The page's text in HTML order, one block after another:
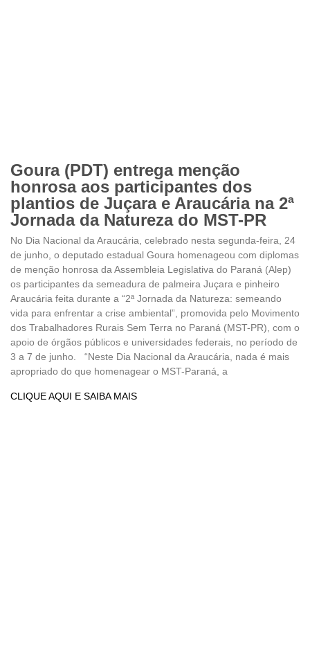
Goura (PDT) entrega menção
honrosa aos participantes dos
plantios de Juçara e Araucária na 2ª
Jornada da Natureza do MST-PR
No Dia Nacional da Araucária, celebrado nesta segunda-feira, 24
de junho, o deputado estadual Goura homenageou com diplomas
de menção honrosa da Assembleia Legislativa do Paraná (Alep)
os participantes da semeadura de palmeira Juçara e pinheiro
Araucária feita durante a “2ª Jornada da Natureza: semeando
vida para enfrentar a crise ambiental”, promovida pelo Movimento
dos Trabalhadores Rurais Sem Terra no Paraná (MST-PR), com o
apoio de órgãos públicos e universidades federais, no período de
3 a 7 de junho. “Neste Dia Nacional da Araucária, nada é mais
apropriado do que homenagear o MST-Paraná, a
CLIQUE AQUI E SAIBA MAIS